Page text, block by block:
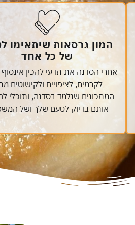
המון גרסאות שיתאימו
של כל אחד
אחרי הסדנה את תדעי להכין
לקרמים, לציפויים ולקישוטים
המתכונים שנלמד בסדנה, ותוכלי
אותם בדיוק לטעם שלך ושל